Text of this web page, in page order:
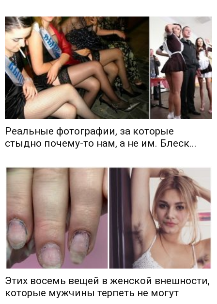
Реальные фотографии, за которые
стыдно почему-то нам, а не им. Блеск...
Этих восемь вещей в женской внешности,
которые мужчины терпеть не могут